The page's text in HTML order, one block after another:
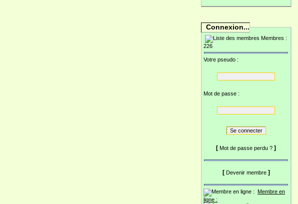
Connexion...
Membres :
226
Votre pseudo :
Mot de passe :
[ Mot de passe perdu ? ]
[ Devenir membre]
Membre en
ligne :